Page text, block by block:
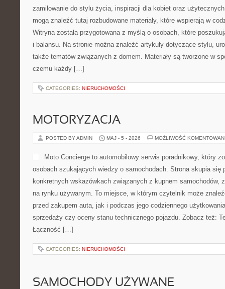
zamiłowanie do stylu życia, inspiracji dla kobiet oraz
mogą znaleźć tutaj rozbudowane materiały, które wspierają w
Witryna została przygotowana z myślą o osobach, które
i balansu. Na stronie można znaleźć artykuły dotyczące stylu,
także tematów związanych z domem. Materiały są tworzone w
czemu każdy […]
CATEGORIES: NIERUCHOMOŚCI
MOTORYZACJA
POSTED BY ADMIN MAJ - 5 - 2026 MOŻLIWOŚĆ
Moto Concierge to automobilowy serwis poradnikowy, który
osobach szukających wiedzy o samochodach. Strona skupia się
konkretnych wskazówkach związanych z kupnem samochodów,
na rynku używanym. To miejsce, w którym czytelnik może
przed zakupem auta, jak i podczas jego codziennego
sprzedaży czy oceny stanu technicznego pojazdu. Zobacz też:
Łączność […]
CATEGORIES: NIERUCHOMOŚCI
SAMOCHODY UŻYWANE